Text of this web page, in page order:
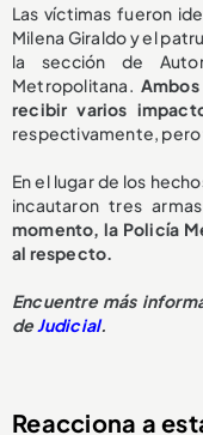
Las víctimas fueron
Milena Giraldo y el
la sección de
Metropolitana.
recibir varios
respectivamente, pero
En el lugar de los
incautaron tres
momento, la Policía
al respecto.
Encuentre más
deJudicial.
Reacciona a